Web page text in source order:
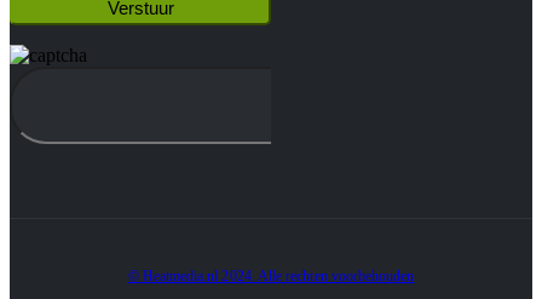
© Heatmedia.nl 2024. Alle rechten voorbehouden